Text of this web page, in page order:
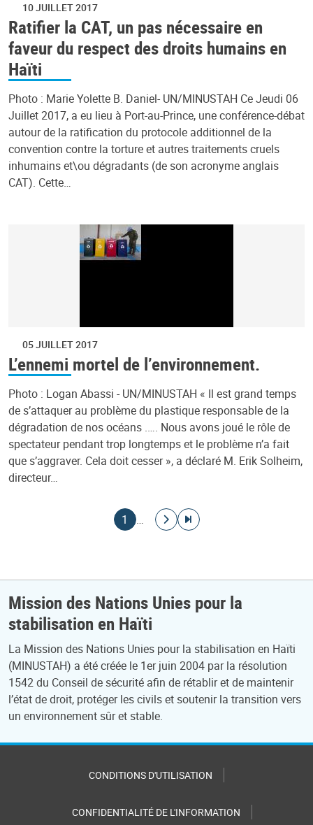
10 JUILLET 2017
Ratifier la CAT, un pas nécessaire en
faveur du respect des droits humains en
Haïti
Photo : Marie Yolette B. Daniel- UN/MINUSTAH Ce Jeudi 06
Juillet 2017, a eu lieu à Port-au-Prince, une conférence-débat
autour de la ratification du protocole additionnel de la
convention contre la torture et autres traitements cruels
inhumains et\ou dégradants (de son acronyme anglais
CAT). Cette…
05 JUILLET 2017
L’ennemi mortel de l’environnement.
Photo : Logan Abassi - UN/MINUSTAH « Il est grand temps
de s’attaquer au problème du plastique responsable de la
dégradation de nos océans .…. Nous avons joué le rôle de
spectateur pendant trop longtemps et le problème n’a fait
que s’aggraver. Cela doit cesser », a déclaré M. Erik Solheim,
directeur…
Page courante
1 …
Aller à la page suivante
Aller à la dernière page
Mission des Nations Unies pour la
stabilisation en Haïti
La Mission des Nations Unies pour la stabilisation en Haïti
(MINUSTAH) a été créée le 1er juin 2004 par la résolution
1542 du Conseil de sécurité afin de rétablir et de maintenir
l’état de droit, protéger les civils et soutenir la transition vers
un environnement sûr et stable.
CONDITIONS D'UTILISATION
CONFIDENTIALITÉ DE L'INFORMATION